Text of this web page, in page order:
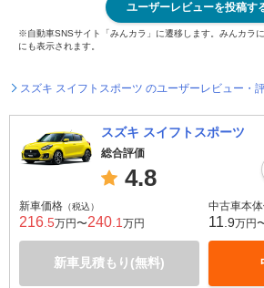
ユーザーレビューを投稿す
※自動車SNSサイト「みんカラ」に遷移します。みんカラ
にも表示されます。
スズキ スイフトスポーツ のユーザーレビュー・
スズキ スイフトスポーツ
総合評価
4.8
新車価格 （税込）
216 .5万円〜240 .1 万円
新車見積もり(無料)
中古車本
11 .9万円